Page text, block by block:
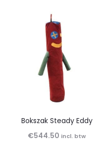
Bokszak Steady Eddy
€544.50 incl. btw